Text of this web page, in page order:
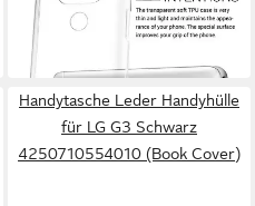
G5 SE
7,99 €
in 4-5 Werktagen bei dir
Handytasche Leder Handyhülle
für LG G3 Schwarz
4250710554010 (Book Cover)